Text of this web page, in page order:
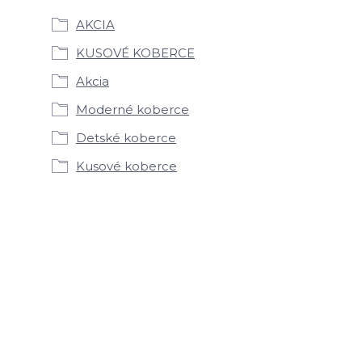
AKCIA
KUSOVÉ KOBERCE
Akcia
Moderné koberce
Detské koberce
Kusové koberce